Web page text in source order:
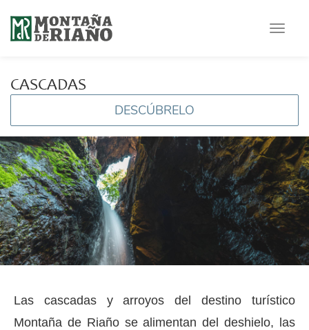
Toggle
CASCADAS
DESCÚBRELO
Las cascadas y arroyos del destino turístico
Montaña de Riaño se alimentan del deshielo, las